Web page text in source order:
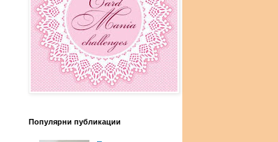
Популярни публикации